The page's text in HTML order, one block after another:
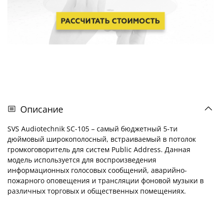
Описание
SVS Audiotechnik SC-105 – самый бюджетный 5-ти
дюймовый широкополосный, встраиваемый в потолок
громкоговоритель для систем Public Address. Данная
модель используется для воспроизведения
информационных голосовых сообщений, аварийно-
пожарного оповещения и трансляции фоновой музыки в
различных торговых и общественных помещениях.